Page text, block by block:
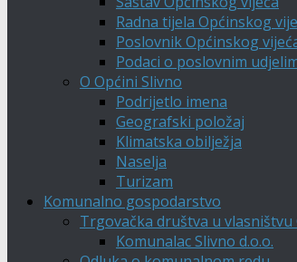
Radna tijela Općinskog
Poslovnik Općinskog
Podaci o poslovnim
O Općini Slivno
Podrijetlo imena
Geografski položaj
Klimatska obilježja
Naselja
Turizam
Komunalno gospodarstvo
Trgovačka društva u vlasništvu
Komunalac Slivno d.o.o.